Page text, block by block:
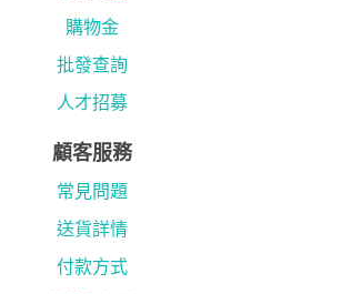
購物金
批發查詢
人才招募
顧客服務
常見問題
送貨詳情
付款方式